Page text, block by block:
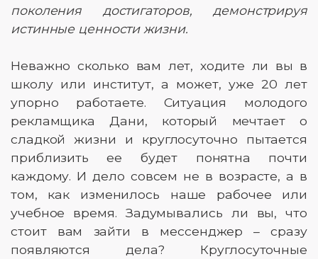
поколения достигаторов, демонстрируя
истинные ценности жизни.
Неважно сколько вам лет, ходите ли вы в
школу или институт, а может, уже 20 лет
упорно работаете. Ситуация молодого
рекламщика Дани, который мечтает о
сладкой жизни и круглосуточно пытается
приблизить ее будет понятна почти
каждому. И дело совсем не в возрасте, а в
том, как изменилось наше рабочее или
учебное время. Задумывались ли вы, что
стоит вам зайти в мессенджер – сразу
появляются дела? Круглосуточные